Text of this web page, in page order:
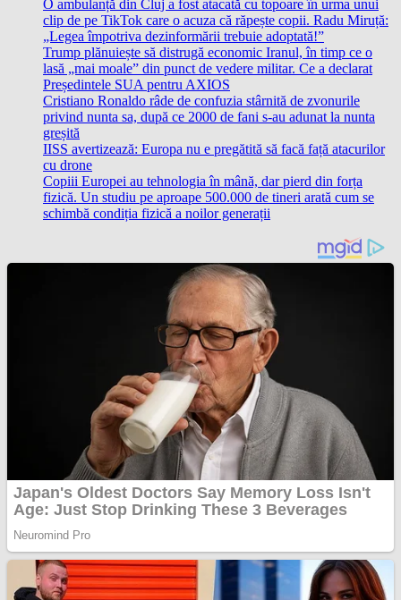
O ambulanță din Cluj a fost atacată cu topoare în urma unui
clip de pe TikTok care o acuza că răpește copii. Radu Miruță:
„Legea împotriva dezinformării trebuie adoptată!”
Trump plănuiește să distrugă economic Iranul, în timp ce o
lasă „mai moale” din punct de vedere militar. Ce a declarat
Președintele SUA pentru AXIOS
Cristiano Ronaldo râde de confuzia stârnită de zvonurile
privind nunta sa, după ce 2000 de fani s-au adunat la nunta
greșită
IISS avertizează: Europa nu e pregătită să facă față atacurilor
cu drone
Copiii Europei au tehnologia în mână, dar pierd din forța
fizică. Un studiu pe aproape 500.000 de tineri arată cum se
schimbă condiția fizică a noilor generații